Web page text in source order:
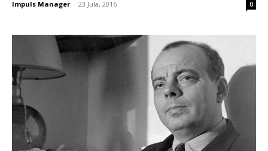
Impuls Manager - 23 Jula, 2016 0